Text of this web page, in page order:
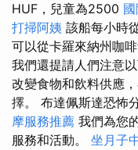
HUF，兒童為2500
打掃阿姨 該船每小時
可以從卡羅來納州咖啡
我們還提請人們注意
改變食物和飲料供應
擇。 布達佩斯達恐怖
摩服務推薦 我們為您
服務和活動。 坐月子